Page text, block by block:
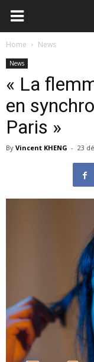
Home News
News
« La
en
Paris »
By Vincent KHENG - 23